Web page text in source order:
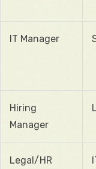
IT Manager
Hiring
Manager
Legal/HR